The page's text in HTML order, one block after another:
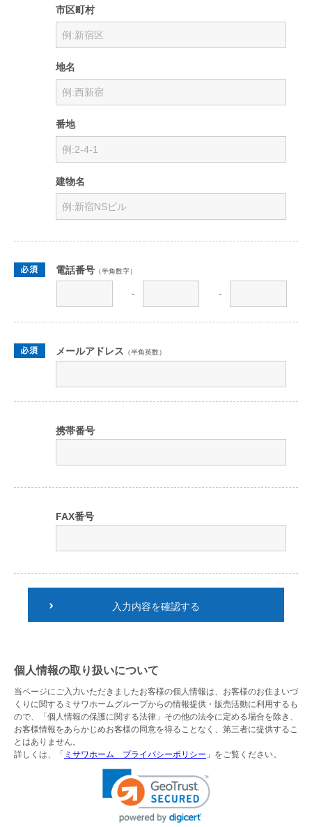
市区町村
地名
番地
建物名
電話番号 （半角数字）
- -
メールアドレス （半角英数）
携帯番号
FAX番号
入力内容を確認する
個人情報の取り扱いについて
当ページにご入力いただきましたお客様の個人情報は、お客様のお住まいづ
くりに関するミサワホームグループからの情報提供・販売活動に利用するも
ので、「個人情報の保護に関する法律」その他の法令に定める場合を除き、
お客様情報をあらかじめお客様の同意を得ることなく、第三者に提供するこ
とはありません。
詳しくは、「 ミサワホーム プライバシーポリシー 」をご覧ください。